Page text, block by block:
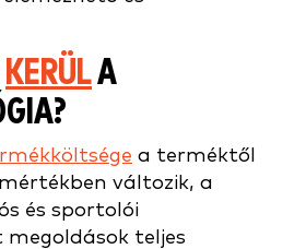
KERÜLA
a terméktől
változik, a
és sportolói
megoldások teljes